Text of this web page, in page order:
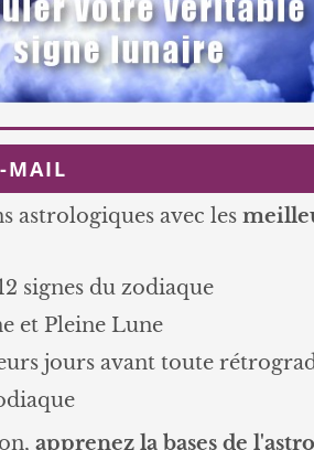
MAIL
astrologiques avec les
signes du zodiaque
et Pleine Lune
jours avant toute
apprenez la bases de